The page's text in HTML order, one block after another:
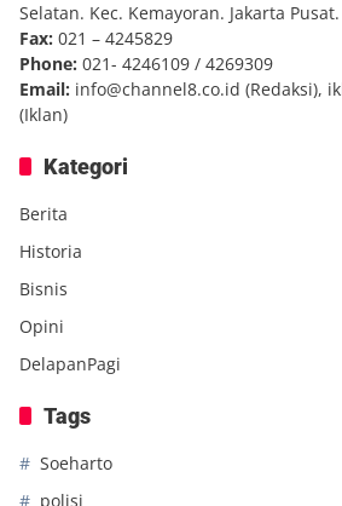
Selatan. Kec. Kemayoran. Jakarta
Fax: 021 – 4245829
Phone: 021- 4246109 / 4269309
Email: info@channel8.co.id (Redaksi),
(Iklan)
Kategori
Berita
Historia
Bisnis
Opini
DelapanPagi
Tags
Soeharto
polisi